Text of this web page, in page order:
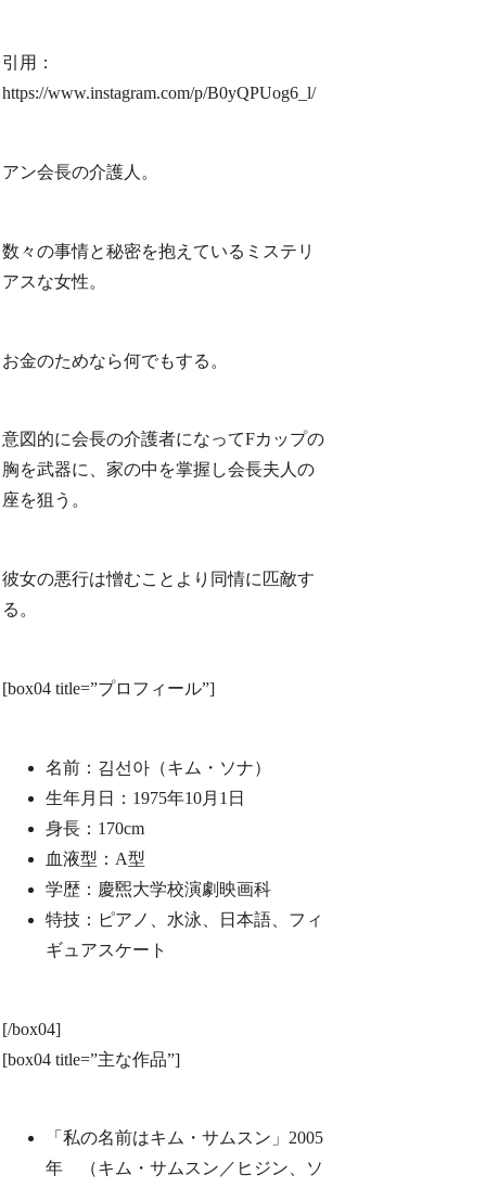
引用：
https://www.instagram.com/p/B0yQPUog6_l/
アン会長の介護人。
数々の事情と秘密を抱えているミステリ
アスな女性。
お金のためなら何でもする。
意図的に会長の介護者になってFカップの
胸を武器に、家の中を掌握し会長夫人の
座を狙う。
彼女の悪行は憎むことより同情に匹敵す
る。
[box04 title=”プロフィール”]
名前：김선아（キム・ソナ）
生年月日：1975年10月1日
身長：170cm
血液型：A型
学歴：慶煕大学校演劇映画科
特技：ピアノ、水泳、日本語、フィ
ギュアスケート
[/box04]
[box04 title=”主な作品”]
「私の名前はキム・サムスン」2005
年 （キム・サムスン／ヒジン、ソ